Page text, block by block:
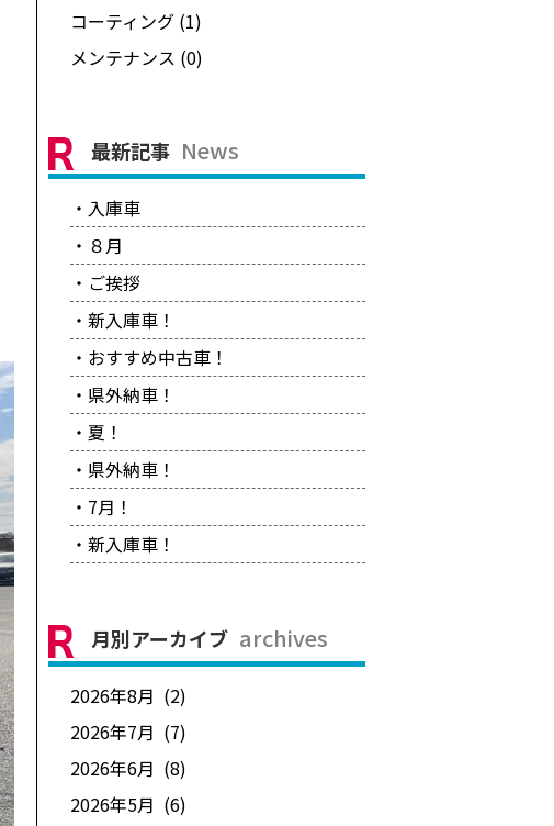
コーティング (1)
メンテナンス (0)
最新記事 News
・入庫車
・８月
・ご挨拶
・新入庫車！
・おすすめ中古車！
・県外納車！
・夏！
・県外納車！
・7月！
・新入庫車！
月別アーカイブ archives
2026年8月 (2)
2026年7月 (7)
2026年6月 (8)
2026年5月 (6)